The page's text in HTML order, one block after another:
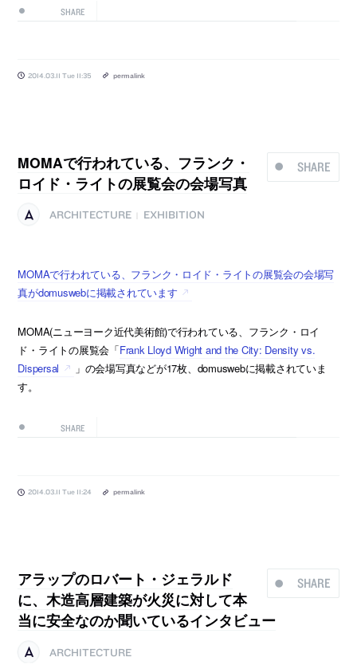
SHARE
2014.03.11 Tue 11:35 permalink
SHARE
MOMAで行われている、フランク・
ロイド・ライトの展覧会の会場写真
ARCHITECTURE EXHIBITION
MOMAで行われている、フランク・ロイド・ライトの展覧会の会場写
真がdomuswebに掲載されています
MOMA(ニューヨーク近代美術館)で行われている、フランク・ロイ
ド・ライトの展覧会「Frank Lloyd Wright and the City: Density vs.
Dispersal
」の会場写真などが17枚、domuswebに掲載されていま
す。
SHARE
2014.03.11 Tue 11:24 permalink
SHARE
アラップのロバート・ジェラルド
に、木造高層建築が火災に対して本
当に安全なのか聞いているインタビュー
ARCHITECTURE